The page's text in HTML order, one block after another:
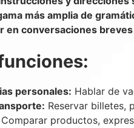
más amplia de
en conversaciones breves
personales: Hablar de
Reservar billetes,
Comparar productos,